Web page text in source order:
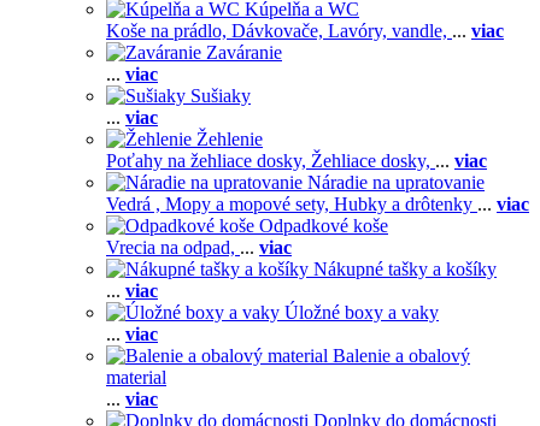
Kúpelňa a WC
Koše na prádlo, Dávkovače, Lavóry, vandle, ... viac
Zaváranie
... viac
Sušiaky
... viac
Žehlenie
Poťahy na žehliace dosky, Žehliace dosky, ... viac
Náradie na upratovanie
Vedrá , Mopy a mopové sety, Hubky a drôtenky ... viac
Odpadkové koše
Vrecia na odpad, ... viac
Nákupné tašky a košíky
... viac
Úložné boxy a vaky
... viac
Balenie a obalový
material
... viac
Doplnky do domácnosti